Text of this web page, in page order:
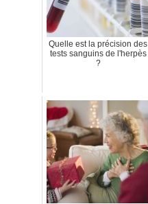
Quelle est la précision des
tests sanguins de l'herpès
?